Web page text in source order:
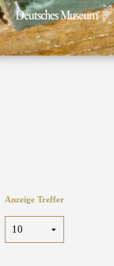
Anzeige Treffer